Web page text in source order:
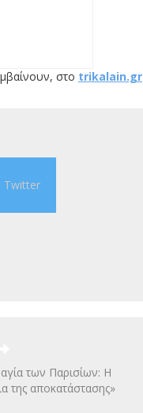
στο trikalain.gr
Twitter
των Παρισίων: Η
της αποκατάστασης»